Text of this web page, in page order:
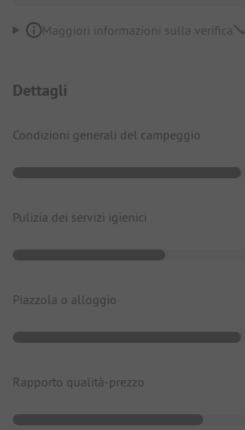
Maggiori informazioni sulla verifica
Dettagli
Condizioni generali del campeggio
Pulizia dei servizi igienici
Piazzola o alloggio
Rapporto qualità-prezzo